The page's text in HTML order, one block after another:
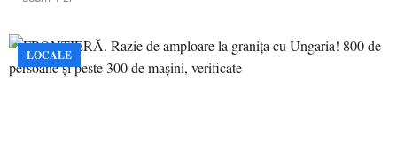
LOCALE